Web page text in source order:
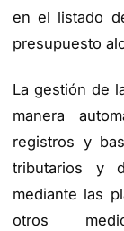
en el listado
presupuesto
La gestión de
manera
registros y
tributarios y
mediante las
otros